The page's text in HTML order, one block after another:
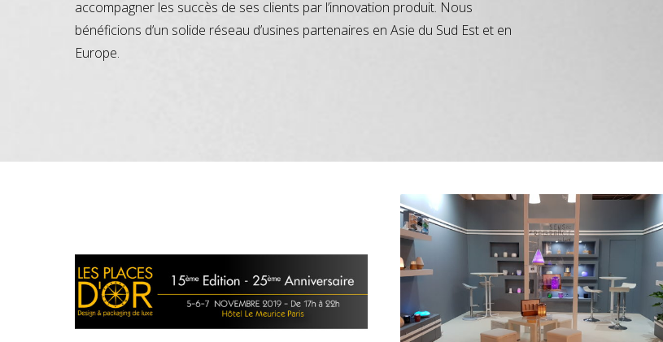
accompagner les succès de ses clients par l’innovation produit. Nous
bénéficions d’un solide réseau d’usines partenaires en Asie du Sud Est et en
Europe.